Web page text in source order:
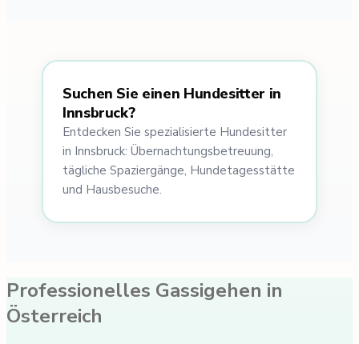
Suchen Sie einen Hundesitter in
Innsbruck?
Entdecken Sie spezialisierte Hundesitter
in Innsbruck: Übernachtungsbetreuung,
tägliche Spaziergänge, Hundetagesstätte
und Hausbesuche.
Professionelles Gassigehen in
Österreich